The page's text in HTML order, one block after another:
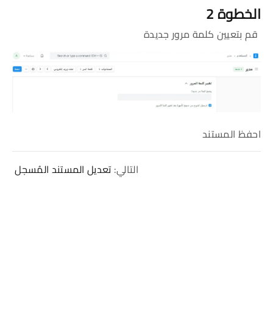
الخطوة 2
قم بتعيين كلمة مرور جديدة
احفظ المستند
التالي: تعديل المستند المُسجل